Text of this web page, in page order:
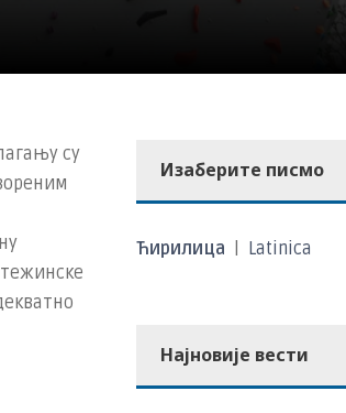
су
Изаберите писмо
Ћирилица Latinica
Најновије вести